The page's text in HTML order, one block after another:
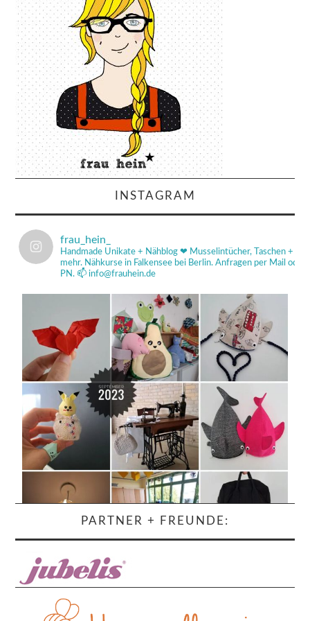
INSTAGRAM
frau_hein_
Handmade Unikate + Nähblog ❤ Musselintücher, Taschen +
mehr. Nähkurse in Falkensee bei Berlin. Anfragen per Mail od
PN. 📫 info@frauhein.de
PARTNER + FREUNDE: